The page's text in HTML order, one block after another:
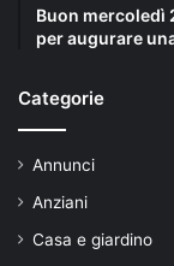
Buon mercoledì
per augurare
Categorie
Annunci
Anziani
Casa e giardino